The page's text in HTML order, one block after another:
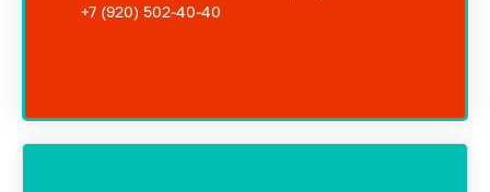
+7 (920) 502-40-40